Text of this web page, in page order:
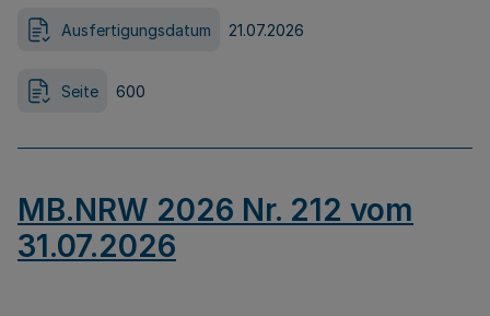
Ausfertigungsdatum 21.07.2026
Seite 600
MB.NRW 2026 Nr. 212 vom
31.07.2026